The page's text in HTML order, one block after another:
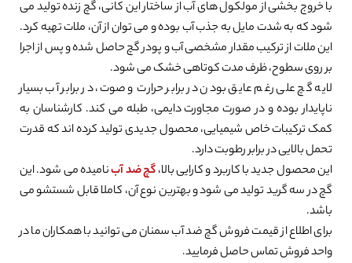
با خروج بخشی از مولکول های آب از ساختار این کانی، گچ زنده تولید می
شود که به شدت مایل به جذب آب بوده و می توان از آن، ملات تهیه کرد.
این ملات از ترکیب مقدار مشخصی آب و پودر گچ حاصل شده و پس از اجرا
بر روی سطوح، ظرف مدت کوتاهی خشک می شود.
لایه گچ علی رغم عایق بودن در برابر حرارت و صوت، در برابر آب بسیار
ناپایدار بوده و در صورت مجاورت دایمی، طبله می کند. کارشناسان به
کمک ترکیبات خاص شیمیایی، محصول جدیدی تولید کرده اند که قدرت
تحمل بالایی در برابر رطوبت دارد.
این محصول جدید با کاربرد و کارایی بالا،گچ ضد آبنامیده می شود. این
گچ در سه گرید تولید می شود و بهترین نوع آن، کاملا قابل شستشو می
باشد.
برای اطلاع از قیمت فروش گچ ضد آب سمنان می توانید با همکاران ما در
واحد فروش تماس حاصل فرمایید.